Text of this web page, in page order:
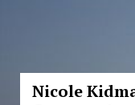
Nicole